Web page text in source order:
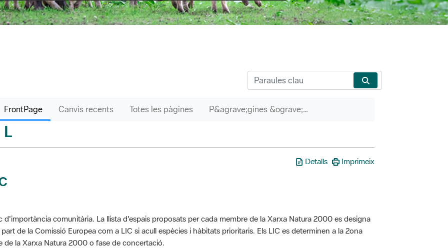
FrontPage Canvis recents Totes les pàgines P&agrave;gines &ograve;rfenes
L
Detalls Imprimeix
d'importància comunitària. La llista d'espais proposats per cada membre de la Xarxa Natura 2000 es designa
de la Comissió Europea com a LIC si acull espècies i hàbitats prioritaris. Els LIC es determinen a la 2ona
de la Xarxa Natura 2000 o fase de concertació.